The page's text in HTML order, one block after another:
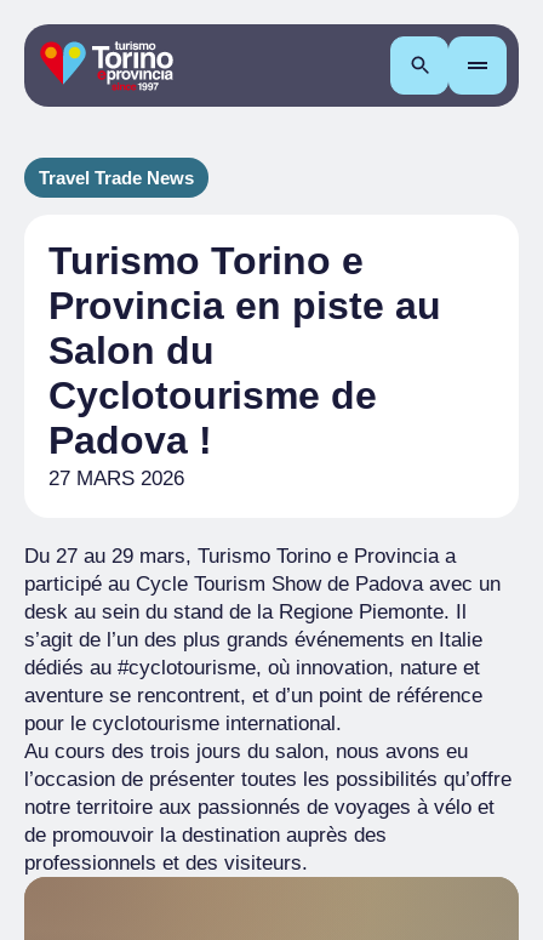
Recherche
Travel Trade News
Turismo Torino e
Provincia en piste au
Salon du
Cyclotourisme de
Padova !
27 MARS 2026
Du 27 au 29 mars, Turismo Torino e Provincia a
participé au Cycle Tourism Show de Padova avec un
desk au sein du stand de la Regione Piemonte. Il
s’agit de l’un des plus grands événements en Italie
dédiés au #cyclotourisme, où innovation, nature et
aventure se rencontrent, et d’un point de référence
pour le cyclotourisme international.
Au cours des trois jours du salon, nous avons eu
l’occasion de présenter toutes les possibilités qu’offre
notre territoire aux passionnés de voyages à vélo et
de promouvoir la destination auprès des
professionnels et des visiteurs.